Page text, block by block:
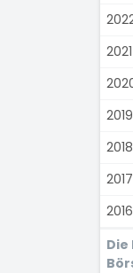
2021
2019
2018
2017
2016